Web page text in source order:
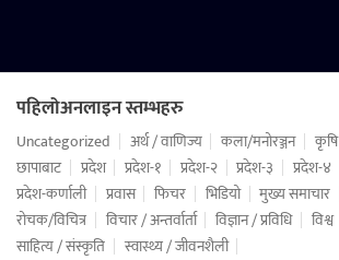
पहिलोअनलाइन स्तम्भहरु
Uncategorized अर्थ / वाणिज्य कला/मनोरञ्जन
छापाबाट
प्रदेश प्रदेश-१ प्रदेश-२ प्रदेश-३ प्रदेश-४
प्रदेश-कर्णाली
प्रवास फिचर भिडियो मुख्य समाचार
रोचक/विचित्र
विचार / अन्तर्वार्ता विज्ञान / प्रविधि विश्व
साहित्य / संस्कृति
स्वास्थ्य / जीवनशैली